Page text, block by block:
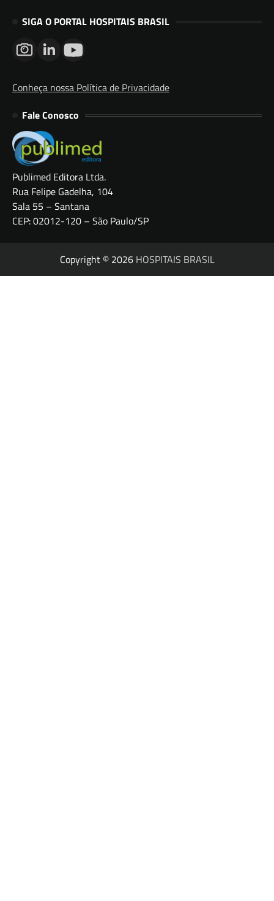
SIGA O PORTAL HOSPITAIS BRASIL
Conheça nossa Política de Privacidade
Fale Conosco
Publimed Editora Ltda.
Rua Felipe Gadelha, 104
Sala 55 – Santana
CEP: 02012-120 – São Paulo/SP
Copyright © 2026 HOSPITAIS BRASIL